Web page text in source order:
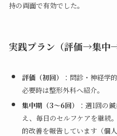
持の両面で有効でした。
実践プラン（評価→集中
評価（初回）
：問診・神経学
必要時は整形外科へ紹介。
集中期（3〜6回）
：週1回の
え、毎日のセルフケアを継続
的改善を報告しています（個人